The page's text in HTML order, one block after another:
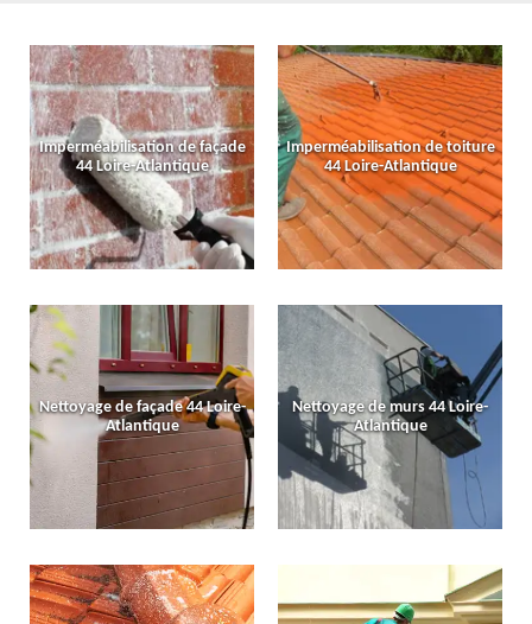
Imperméabilisation de façade
44 Loire-Atlantique
Imperméabilisation de toiture
44 Loire-Atlantique
Nettoyage de façade 44 Loire-
Atlantique
Nettoyage de murs 44 Loire-
Atlantique